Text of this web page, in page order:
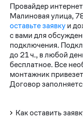
Провайдер
Малиновая улица,
оставьте заявкуи
с вами для
подключения.
до 21 ч., в любой
бесплатное. Все
монтажник
Договор
Как оставить